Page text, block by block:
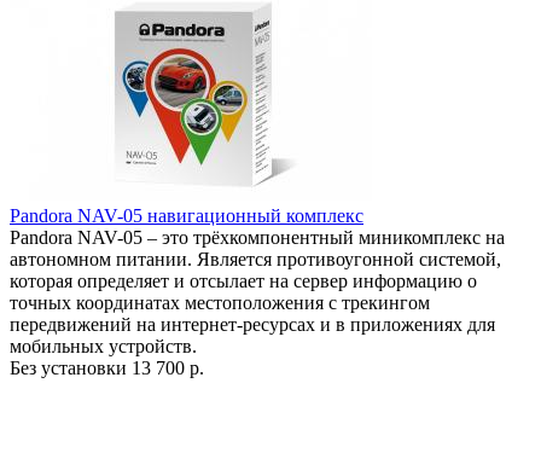
Pandora NAV-05 навигационный комплекс
Pandora NAV-05 – это трёхкомпонентный миникомплекс на
автономном питании. Является противоугонной системой,
которая определяет и отсылает на сервер информацию о
точных координатах местоположения с трекингом
передвижений на интернет-ресурсах и в приложениях для
мобильных устройств.
Без установки 13 700 р.